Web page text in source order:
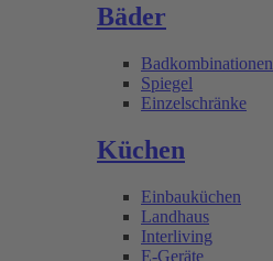
Bäder
Badkombinationen
Spiegel
Einzelschränke
Küchen
Einbauküchen
Landhaus
Interliving
E-Geräte